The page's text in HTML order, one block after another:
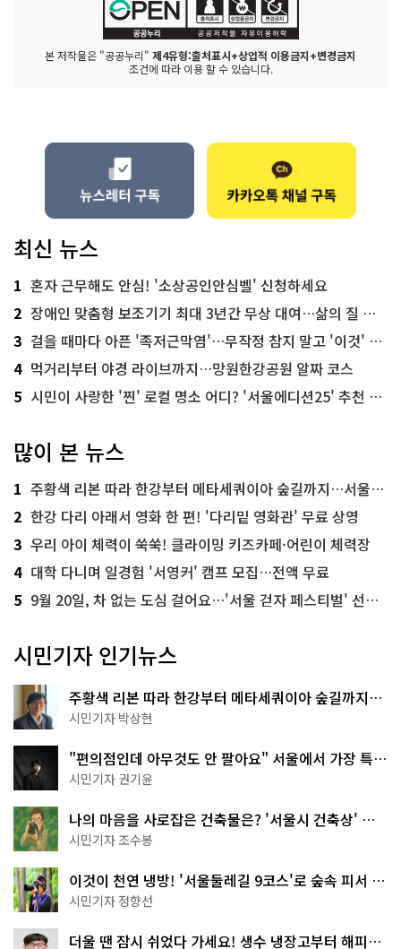
본 저작물은 "공공누리" 제4유형:출처표시+상업적 이용금지+변경금지
조건에 따라 이용 할 수 있습니다.
최신 뉴스
1 혼자 근무해도 안심! '소상공인안심벨' 신청하세요
2 장애인 맞춤형 보조기기 최대 3년간 무상 대여…삶의 질 높인다
3 걸을 때마다 아픈 '족저근막염'…무작정 참지 말고 '이것' 해보세요!
4 먹거리부터 야경 라이브까지…망원한강공원 알짜 코스
5 시민이 사랑한 '찐' 로컬 명소 어디? '서울에디션25' 추천 코스
많이 본 뉴스
1 주황색 리본 따라 한강부터 메타세쿼이아 숲길까지…서울둘레길 15코스
2 한강 다리 아래서 영화 한 편! '다리밑 영화관' 무료 상영
3 우리 아이 체력이 쑥쑥! 클라이밍 키즈카페·어린이 체력장
4 대학 다니며 일경험 '서영커' 캠프 모집…전액 무료
5 9월 20일, 차 없는 도심 걸어요…'서울 걷자 페스티벌' 선착순 5천명
시민기자 인기뉴스
주황색 리본 따라 한강부터 메타세쿼이아 숲길까지…
서울둘레길 15코스
시민기자 박상현
"편의점인데 아무것도 안 팔아요" 서울에서 가장 특별
한 편의점의 정체
시민기자 권기윤
나의 마음을 사로잡은 건축물은? '서울시 건축상' 수
상작 공개!
시민기자 조수봉
이것이 천연 냉방! '서울둘레길 9코스'로 숲속 피서 떠
나볼까
시민기자 정향선
더울 땐 잠시 쉬었다 가세요! 생수 냉장고부터 해피소